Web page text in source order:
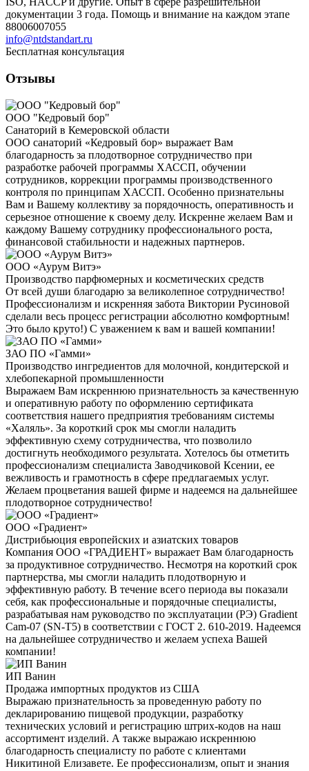
документации 3 года. Помощь и внимание на каждом этапе
88006007055
info@ntdstandart.ru
Бесплатная консультация
Отзывы
ООО "Кедровый бор"
Санаторий в Кемеровской области
ООО санаторий «Кедровый бор» выражает Вам
благодарность за плодотворное сотрудничество при
разработке рабочей программы ХАССП, обучении
сотрудников, коррекции программы производственного
контроля по принципам ХАССП. Особенно признательны
Вам и Вашему коллективу за порядочность, оперативность и
серьезное отношение к своему делу. Искренне желаем Вам и
каждому Вашему сотруднику профессионального роста,
финансовой стабильности и надежных партнеров.
ООО «Аурум Витэ»
Производство парфюмерных и косметических средств
От всей души благодарю за великолепное сотрудничество!
Профессионализм и искренняя забота Виктории Русиновой
сделали весь процесс регистрации абсолютно комфортным!
Это было круто!) С уважением к вам и вашей компании!
ЗАО ПО «Гамми»
Производство ингредиентов для молочной, кондитерской и
хлебопекарной промышленности
Выражаем Вам искреннюю признательность за качественную
и оперативную работу по оформлению сертификата
соответствия нашего предприятия требованиям системы
«Халяль». За короткий срок мы смогли наладить
эффективную схему сотрудничества, что позволило
достигнуть необходимого результата. Хотелось бы отметить
профессионализм специалиста Заводчиковой Ксении, ее
вежливость и грамотность в сфере предлагаемых услуг.
Желаем процветания вашей фирме и надеемся на дальнейшее
плодотворное сотрудничество!
ООО «Градиент»
Дистрибьюция европейских и азиатских товаров
Компания ООО «ГРАДИЕНТ» выражает Вам благодарность
за продуктивное сотрудничество. Несмотря на короткий срок
партнерства, мы смогли наладить плодотворную и
эффективную работу. В течение всего периода вы показали
себя, как профессиональные и порядочные специалисты,
разрабатывая нам руководство по эксплуатации (РЭ) Gradient
Cam-07 (SN-T5) в соответствии с ГОСТ 2. 610-2019. Надеемся
на дальнейшее сотрудничество и желаем успеха Вашей
компании!
ИП Ванин
Продажа импортных продуктов из США
Выражаю признательность за проведенную работу по
декларированию пищевой продукции, разработку
технических условий и регистрацию штрих-кодов на наш
ассортимент изделий. А также выражаю искреннюю
благодарность специалисту по работе с клиентами
Никитиной Елизавете. Ее профессионализм, опыт и знания